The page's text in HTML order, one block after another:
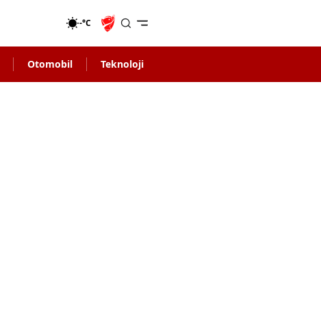
-°C
Otomobil Teknoloji